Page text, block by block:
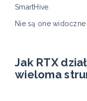
SmartHive.
Nie są one widoczne
Jak RTX
wieloma